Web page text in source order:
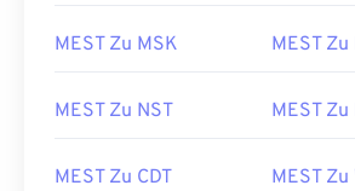
MEST Zu MSK MEST Zu
MEST Zu NST MEST Zu
MEST Zu CDT MEST Zu